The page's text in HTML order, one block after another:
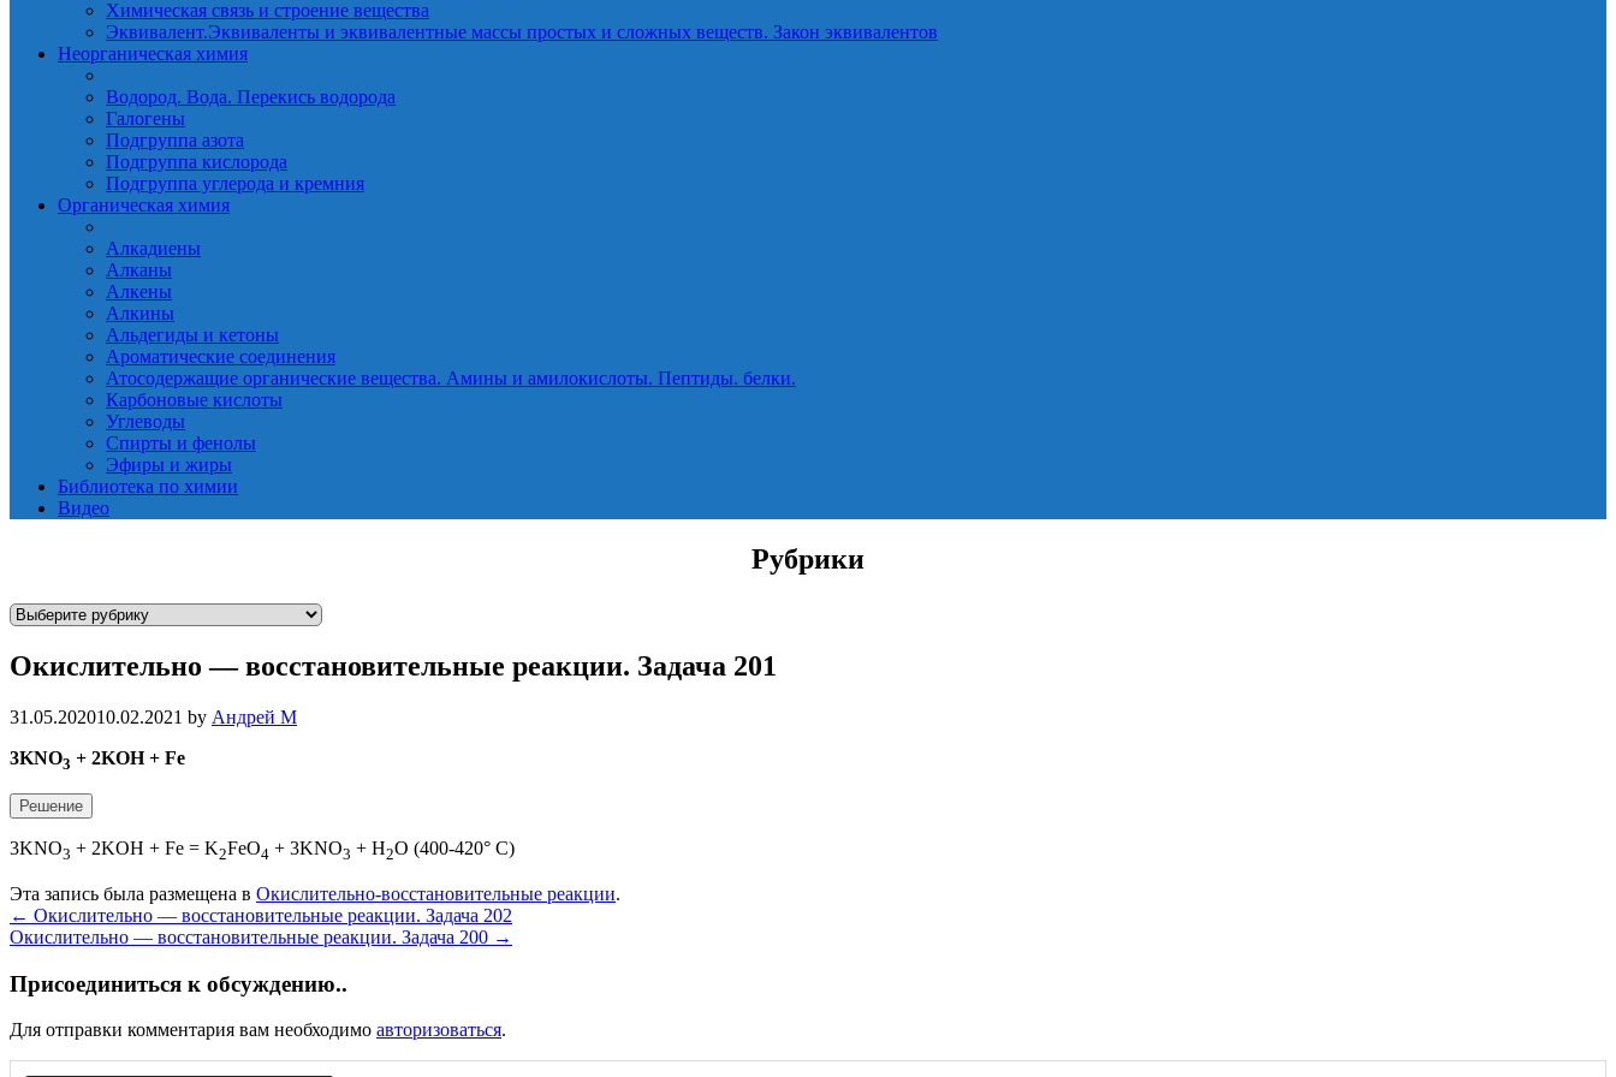
Химическая связь и строение вещества
Эквивалент.Эквиваленты и эквивалентные массы простых и сложных веществ. Закон эквивалентов
Неорганическая химия
Водород. Вода. Перекись водорода
Галогены
Подгруппа азота
Подгруппа кислорода
Подгруппа углерода и кремния
Органическая химия
Алкадиены
Алканы
Алкены
Алкины
Альдегиды и кетоны
Ароматические соединения
Атосодержащие органические вещества. Амины и амилокислоты. Пептиды. белки.
Карбоновые кислоты
Углеводы
Спирты и фенолы
Эфиры и жиры
Библиотека по химии
Видео
Рубрики
Р
б
и
и
Окислительно — восстановительные реакции. Задача 201
31.05.202010.02.2021 by Андрей М
3KNO3 + 2KOH + Fe
Решение
3KNO3 + 2KOH + Fe = K2FeO4 + 3KNO3 + H2O (400-420° C)
Эта запись была размещена в Окислительно-восстановительные реакции.
Post
navigation
← Окислительно — восстановительные реакции. Задача 202
Окислительно — восстановительные реакции. Задача 200 →
Присоединиться к обсуждению..
Для отправки комментария вам необходимо авторизоваться.